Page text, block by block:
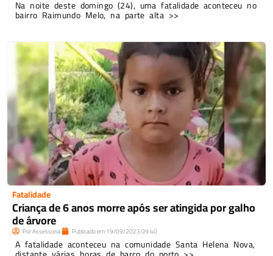
Na noite deste domingo (24), uma fatalidade aconteceu no
bairro Raimundo Melo, na parte alta >>
Fatalidade
Criança de 6 anos morre após ser atingida por galho
de árvore
PorAssessoria Publicado em19/09/202309:40
A fatalidade aconteceu na comunidade Santa Helena Nova,